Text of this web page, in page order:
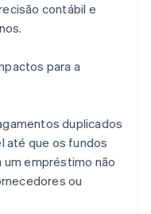
contábil e
para a
duplicados
até que os fundos
um empréstimo não
ou